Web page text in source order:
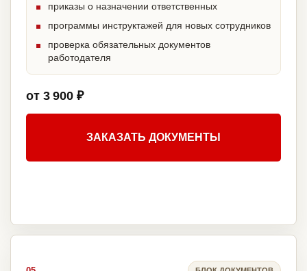
приказы о назначении ответственных
программы инструктажей для новых сотрудников
проверка обязательных документов
работодателя
от 3 900 ₽
ЗАКАЗАТЬ ДОКУМЕНТЫ